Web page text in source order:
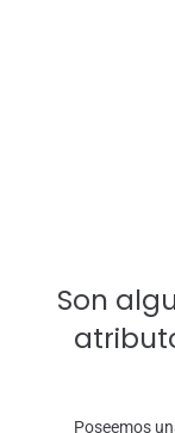
Son
Poseemos